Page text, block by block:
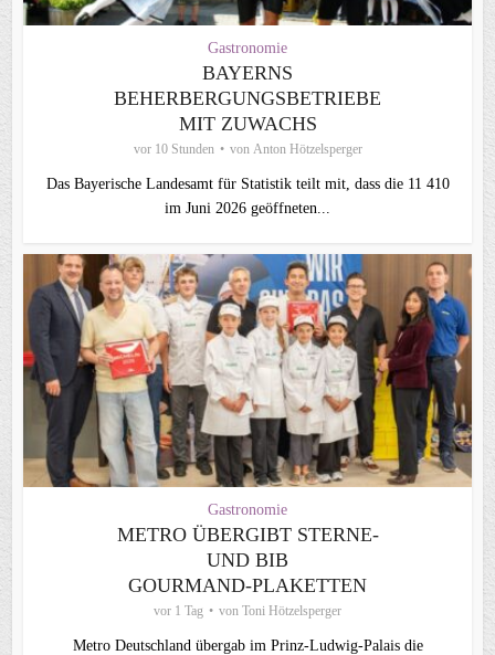
Gastronomie
BAYERNS
BEHERBERGUNGSBETRIEBE
MIT ZUWACHS
vor 10 Stunden von Anton Hötzelsperger
Das Bayerische Landesamt für Statistik teilt mit, dass die 11 410
im Juni 2026 geöffneten...
Gastronomie
METRO ÜBERGIBT STERNE-
UND BIB
GOURMAND‑PLAKETTEN
vor 1 Tag von Toni Hötzelsperger
Metro Deutschland übergab im Prinz-Ludwig-Palais die